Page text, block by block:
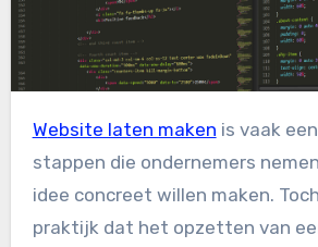
Website laten maken is vaak
stappen die ondernemers
idee concreet willen maken.
praktijk dat het opzetten van